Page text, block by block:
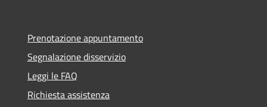
Prenotazione appuntamento
Segnalazione disservizio
Leggi le FAQ
Richiesta assistenza